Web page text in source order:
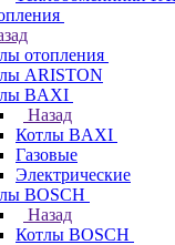
отопления
ARISTON
BAXI
Назад
Котлы BAXI
Газовые
Электрические
BOSCH
Назад
Котлы BOSCH